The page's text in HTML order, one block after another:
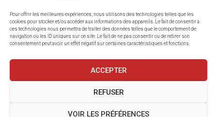
Pour offrir les meilleures expériences, nous utilisons des technologies telles que les
cookies pour stocker et/ou accéder aux informations des appareils. Le fait de consentir à
ces technologies nous permettra de traiter des données telles que le comportement de
navigation ou les ID uniques sur ce site. Le fait de ne pas consentir ou de retirer son
consentement peut avoir un effet négatif sur certaines caractéristiques et fonctions.
ACCEPTER
REFUSER
VOIR LES PRÉFÉRENCES
fresques participative dans le cadre de la Journée
mondiale du Climat ! Ça se passe à la Maison Saint-Sever
de 14h à 18h En partenariat avec Florakova Lulu
Lire la suite